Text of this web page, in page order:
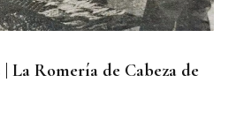
La Romería de Cabeza de